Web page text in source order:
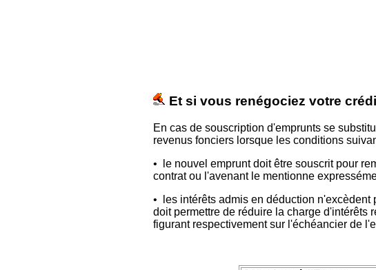
Et si vous renégociez votre
En cas de souscription d'emprunts se
revenus fonciers lorsque les conditions
• le nouvel emprunt doit être souscrit pour
contrat ou l'avenant le mentionne
• les intérêts admis en déduction
doit permettre de réduire la charge d'intérêts
figurant respectivement sur l'échéancier de